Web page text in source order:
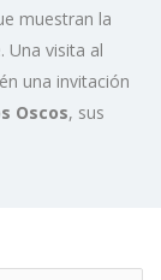
muestran la
Una visita al
una invitación
Oscos, sus